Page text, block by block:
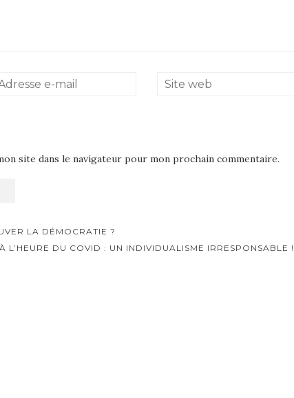
site dans le navigateur pour mon prochain commentaire.
LA DÉMOCRATIE ?
L’HEURE DU COVID : UN INDIVIDUALISME IRRESPONSABLE !